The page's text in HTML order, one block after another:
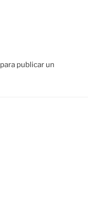
para publicar un